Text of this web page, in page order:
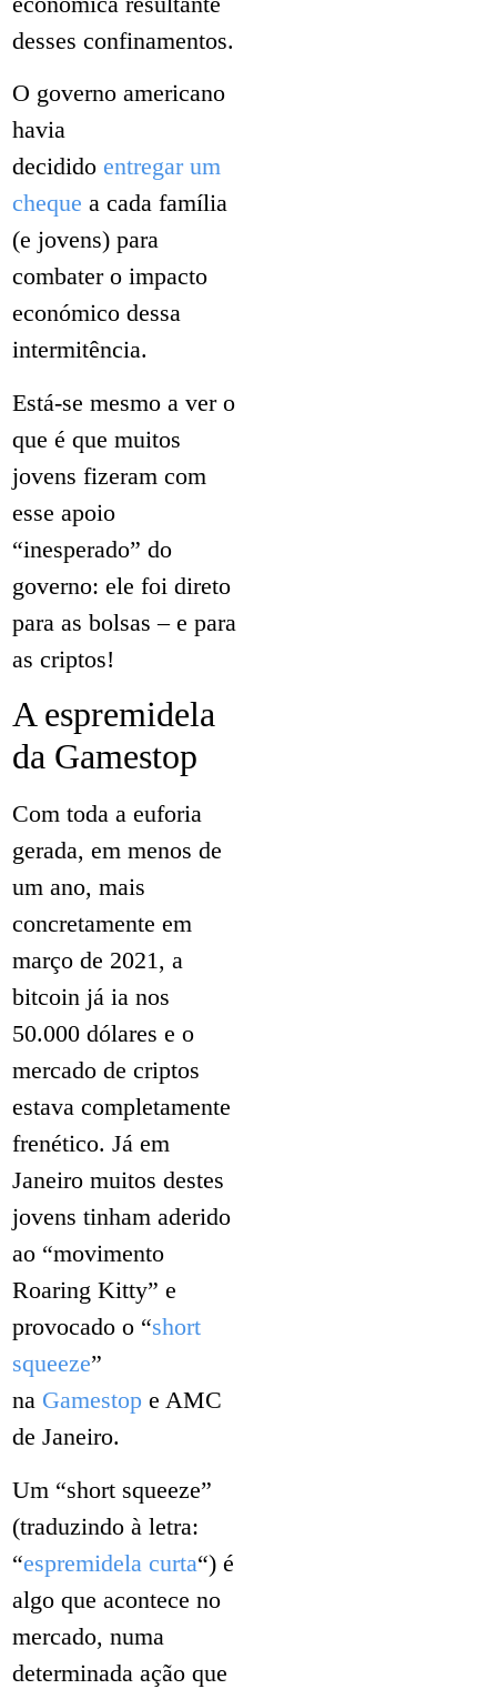
desses confinamentos.
O governo americano
havia
decidido entregar um
cheque a cada família
(e jovens) para
combater o impacto
económico dessa
intermitência.
Está-se mesmo a ver o
que é que muitos
jovens fizeram com
esse apoio
“inesperado” do
governo: ele foi direto
para as bolsas – e para
as criptos!
A espremidela
da Gamestop
Com toda a euforia
gerada, em menos de
um ano, mais
concretamente em
março de 2021, a
bitcoin já ia nos
50.000 dólares e o
mercado de criptos
estava completamente
frenético. Já em
Janeiro muitos destes
jovens tinham aderido
ao “movimento
Roaring Kitty” e
provocado o “short
squeeze”
na Gamestop e AMC
de Janeiro.
Um “short squeeze”
(traduzindo à letra:
“espremidela curta“) é
algo que acontece no
mercado, numa
determinada ação que